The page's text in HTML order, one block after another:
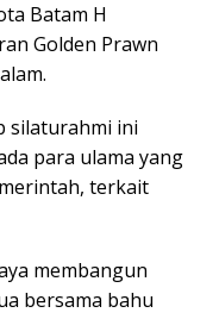
Batam H
Golden Prawn
silaturahmi ini
para ulama yang
terkait
membangun
bersama bahu